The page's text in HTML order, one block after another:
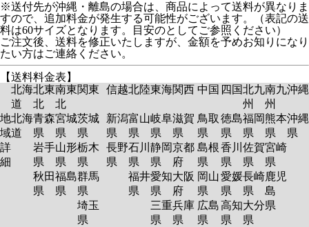
※送付先が沖縄・離島の場合は、商品によって送料が異なりま
すので、追加料金が発生する可能性がございます。（表記の送
料は60サイズとなります。目安のとしてご参照ください）
ご注文後、送料を修正いたしますが、金額を予めお知りになり
たい方はご連絡ください。
【送料料金表】
北海
道
北東
北
南東
北
関東 信越北陸東海関西 中国 四国北九
州
南九
州
沖縄
地
域
詳
細
北海
道
青森
県
岩手
県
秋田
県
宮城
県
山形
県
福島
県
茨城
県
栃木
県
群馬
県
埼玉
県
新潟
県
長野
県
富山
県
石川
県
福井
県
岐阜
県
静岡
県
愛知
県
三重
県
滋賀
県
京都
府
大阪
府
兵庫
県
鳥取
県
島根
県
岡山
県
広島
県
徳島
県
香川
県
愛媛
県
高知
県
福岡
県
佐賀
県
長崎
県
大分
県
熊本
県
宮崎
県
鹿児
島
県
沖縄
県